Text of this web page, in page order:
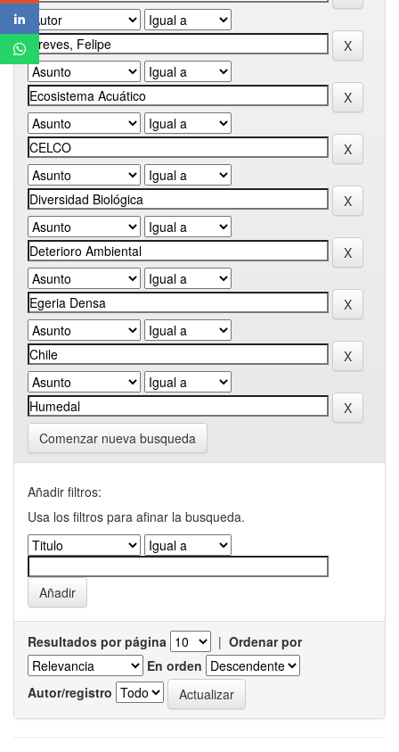
Comenzar nueva busqueda
Añadir filtros:
Usa los filtros para afinar la busqueda.
Resultados por página | Ordenar por
En orden
Autor/registro